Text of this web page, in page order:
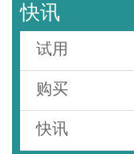
快讯
试用
购买
快讯